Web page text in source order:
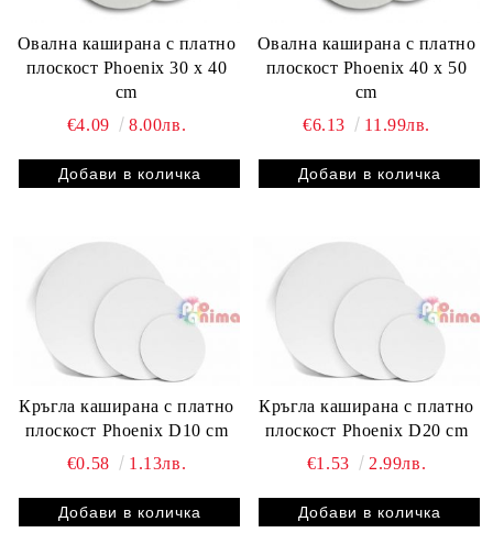
Овална каширана с платно
плоскост Phoenix 30 x 40
cm
€4.09
8.00лв.
Овална каширана с платно
плоскост Phoenix 40 x 50
cm
€6.13
11.99лв.
Кръгла каширана с платно
плоскост Phoenix D10 cm
€0.58
1.13лв.
Кръгла каширана с платно
плоскост Phoenix D20 cm
€1.53
2.99лв.